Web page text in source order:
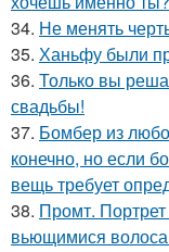
34. Не менять
35. Ханьфу были
36. Только вы
свадьбы!
37. Бомбер из
конечно, но если
вещь требует
38. Промт.
вьющимися